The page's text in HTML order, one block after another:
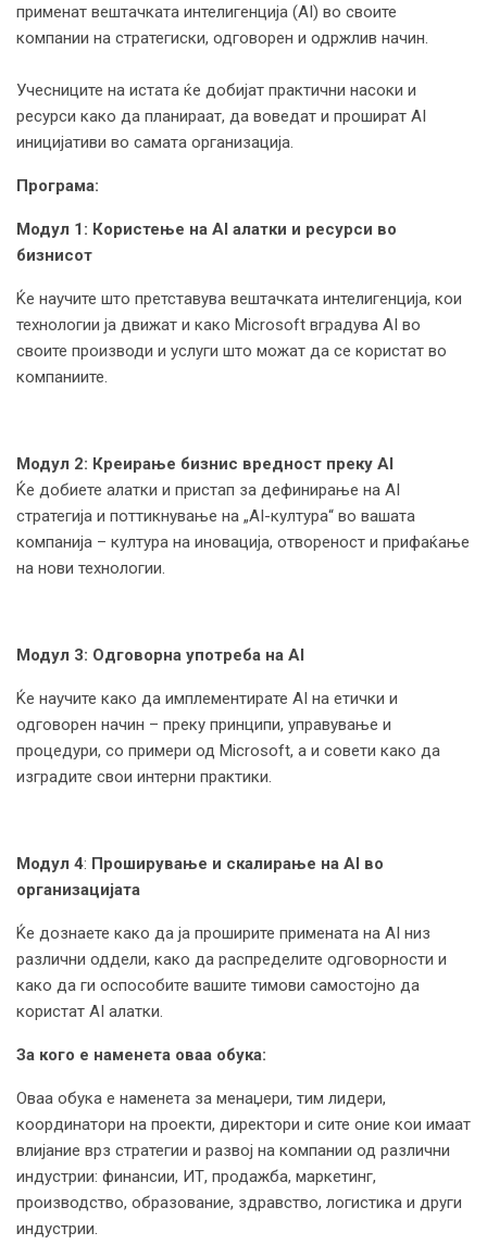
применат вештачката интелигенција (AI) во своите
компании на стратегиски, одговорен и одржлив начин.
Учесниците на истата ќе добијат практични насоки и
ресурси како да планираат, да воведат и прошират AI
иницијативи во самата организација.
Програма:
Модул 1 : Користење на AI алатки и ресурси во
бизнисот
Ќе научите што претставува вештачката интелигенција, кои
технологии ја движат и како Microsoft вградува AI во
своите производи и услуги што можат да се користат во
компаниите.
Модул 2: Креирање бизнис вредност преку AI
Ќе добиете алатки и пристап за дефинирање на AI
стратегија и поттикнување на „AI-култура“ во вашата
компанија – култура на иновација, отвореност и прифаќање
на нови технологии.
Модул 3: Одговорна употреба на AI
Ќе научите како да имплементирате AI на етички и
одговорен начин – преку принципи, управување и
процедури, со примери од Microsoft, а и совети како да
изградите свои интерни практики.
Модул 4: Проширување и скалирање на AI во
организацијата
Ќе дознаете како да ја проширите примената на AI низ
различни оддели, како да распределите одговорности и
како да ги оспособите вашите тимови самостојно да
користат AI алатки.
За кого е наменета оваа обука:
Оваа обука е наменета за менаџери, тим лидери,
координатори на проекти, директори и сите оние кои имаат
влијание врз стратегии и развој на компании од различни
индустрии: финансии, ИТ, продажба, маркетинг,
производство, образование, здравство, логистика и други
индустрии.